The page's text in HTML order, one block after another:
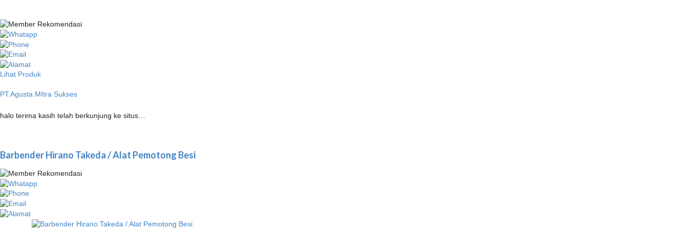
Lihat Produk
PT.Agusta MItra Sukses
halo terima kasih telah berkunjung ke situs…
Barbender Hirano Takeda / Alat Pemotong Besi